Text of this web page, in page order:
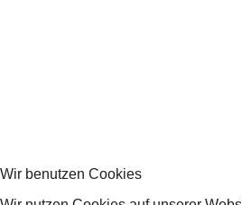
Wir benutzen Cookies